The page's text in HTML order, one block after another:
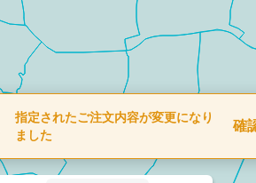
指定されたご注文内容が変更になり
ました
確